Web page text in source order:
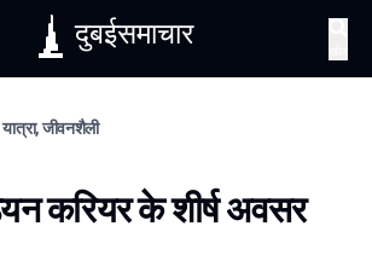
दुबईसमाचार
यात्रा, जीवनशैली
करियर के शीर्ष अवसर